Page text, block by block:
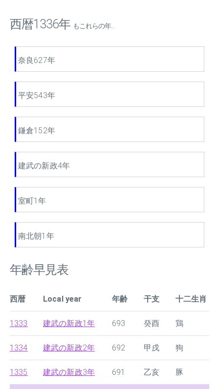
西暦1336年 もこれらの年...
奈良627年
平安543年
鎌倉152年
建武の新政4年
室町1年
南北朝1年
年齢早見表
西暦 Local year 年齢 干支 十二生肖
1333 建武の新政1年 693 癸酉 鶏
1334 建武の新政2年 692 甲戌 狗
1335 建武の新政3年 691 乙亥 豚